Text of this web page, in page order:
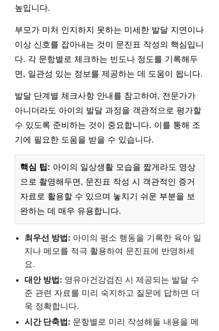
높입니다.
부모가 미처 인지하지 못하는 미세한 발달 지연이나
이상 신호를 잡아내는 것이 문진표 작성의 핵심입니
다. 각 문항별로 체크하는 빈도나 정도를 기록해두
면, 일관성 있는 정보를 제공하는 데 도움이 됩니다.
발달 단계별 체크사항 안내를 참고하여, 전문가가
아니더라도 아이의 발달 과정을 객관적으로 평가할
수 있도록 준비하는 것이 중요합니다. 이를 통해 조
기에 필요한 도움을 받을 수 있습니다.
핵심 팁: 아이의 일상생활 모습을 짧게라도 영상
으로 촬영해두면, 문진표 작성 시 객관적인 증거
자료로 활용할 수 있으며 놓치기 쉬운 부분을 보
완하는 데 매우 유용합니다.
최우선 방법: 아이의 평소 행동을 기록한 육아 일
지나 메모를 적극 활용하여 문진표에 반영하세
요.
대안 방법: 영유아건강검진 시 제공되는 발달 수
준 관련 자료를 미리 숙지하고 질문에 답하면 더
욱 정확합니다.
시간 단축법: 문항별로 미리 작성해둘 내용을 메